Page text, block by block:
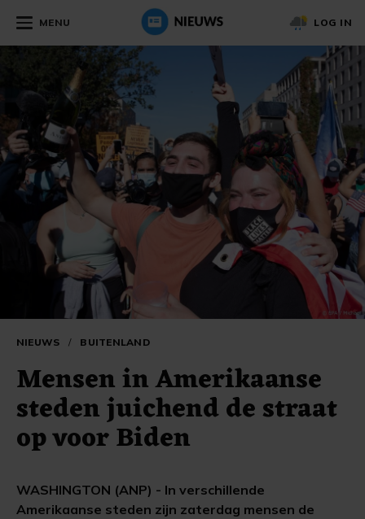
MENU LOG IN
NIEUWS / BUITENLAND
Mensen in Amerikaanse
steden juichend de straat
op voor Biden
WASHINGTON (ANP) - In verschillende
Amerikaanse steden zijn zaterdag mensen de